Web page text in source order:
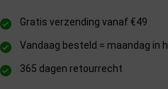
Gratis verzending vanaf €49
Vandaag besteld = maandag in
365 dagen retourrecht